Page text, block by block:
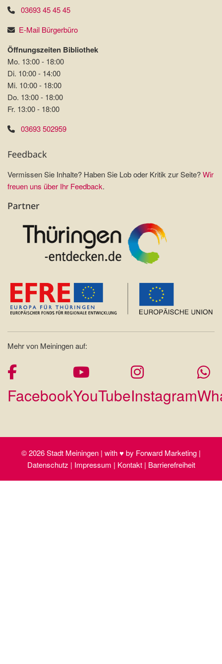
03693 45 45 45
E-Mail Bürgerbüro
Öffnungszeiten Bibliothek
Mo. 13:00 - 18:00
Di. 10:00 - 14:00
Mi. 10:00 - 18:00
Do. 13:00 - 18:00
Fr. 13:00 - 18:00
03693 502959
Feedback
Vermissen Sie Inhalte? Haben Sie Lob oder Kritik zur Seite?Wir
freuen uns über Ihr Feedback.
Partner
Mehr von Meiningen auf:
FacebookYouTubeInstagram
© 2026 Stadt Meiningen | with ♥ by Forward Marketing |
Datenschutz | Impressum | Kontakt | Barrierefreiheit